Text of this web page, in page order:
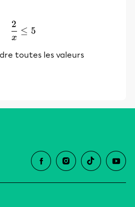
\frac{2}{x} ≤ 5
x
2
≤ 5
toutes les valeurs